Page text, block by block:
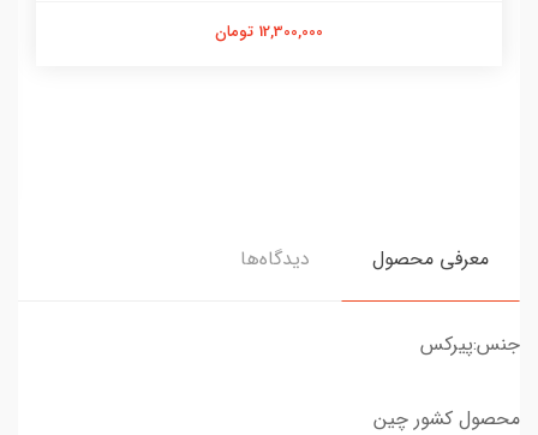
12,300,000 تومان
معرفی محصول دیدگاه‌ها
جنس:پیرکس
محصول کشور چین